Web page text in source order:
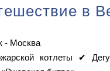
в
- Москва
котлеты ✔